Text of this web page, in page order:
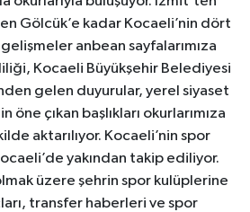
Gölcük’e kadar Kocaeli’nin dört
gelişmeler anbean sayfalarımıza
Kocaeli Büyükşehir Belediyesi
gelen duyurular, yerel siyaset
öne çıkan başlıkları okurlarımıza
aktarılıyor. Kocaeli’nin spor
yakından takip ediliyor.
üzere şehrin spor kulüplerine
transfer haberleri ve spor